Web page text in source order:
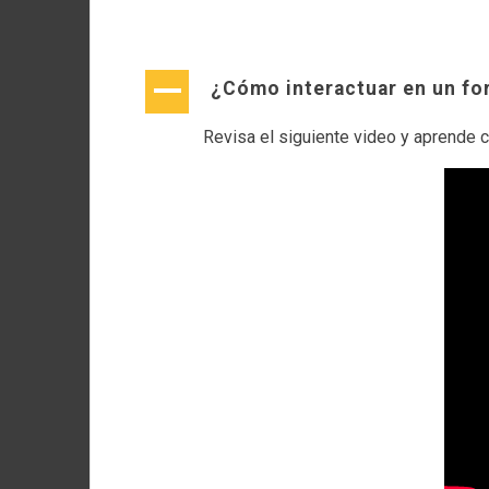
A ¿Cómo interactuar en un
Revisa el siguiente video y aprende